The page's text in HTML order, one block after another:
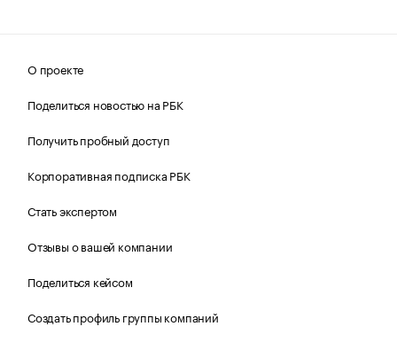
О проекте
Поделиться новостью на РБК
Получить пробный доступ
Корпоративная подписка РБК
Стать экспертом
Отзывы о вашей компании
Поделиться кейсом
Создать профиль группы компаний